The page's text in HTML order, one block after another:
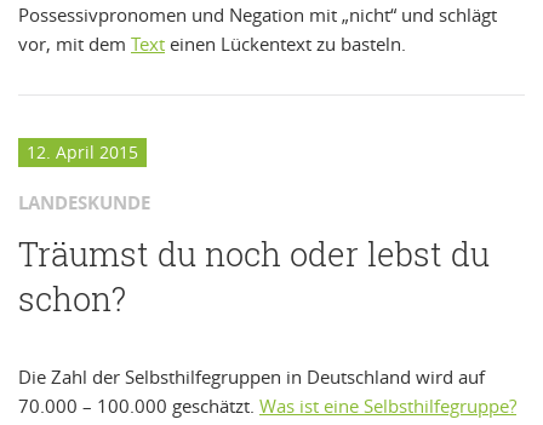
Possessivpronomen und Negation mit „nicht“ und schlägt
vor, mit dem Text einen Lückentext zu basteln.
12. April 2015
LANDESKUNDE
Träumst du noch oder lebst du
schon?
Die Zahl der Selbsthilfegruppen in Deutschland wird auf
70.000 – 100.000 geschätzt. Was ist eine Selbsthilfegruppe?